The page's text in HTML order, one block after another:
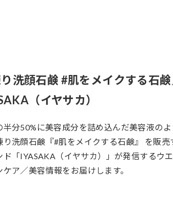
洗顔石鹸 #肌をメイクする石
（イヤサカ）
半分50%に美容成分を詰め込んだ美容液の
り洗顔石鹸『#肌をメイクする石鹸』 を販売
ド「IYASAKA（イヤサカ）」が発信するウ
ケア／美容情報をお届けします。